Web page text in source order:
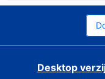
Desktop